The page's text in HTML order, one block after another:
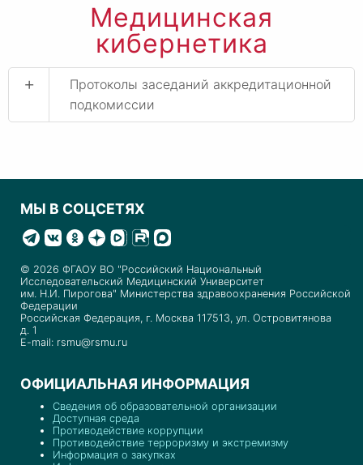
Медицинская
кибернетика
+
Протоколы заседаний аккредитационной
подкомиссии
МЫ В СОЦСЕТЯХ
© 2026 ФГАОУ ВО "Российский Национальный
Исследовательский Медицинский Университет
им. Н.И. Пирогова" Министерства здравоохранения Российской
Федерации
Российская Федерация, г. Москва 117513, ул. Островитянова
д. 1
E-mail: rsmu@rsmu.ru
ОФИЦИАЛЬНАЯ ИНФОРМАЦИЯ
Сведения об образовательной организации
Доступная среда
Противодействие коррупции
Противодействие терроризму и экстремизму
Информация о закупках